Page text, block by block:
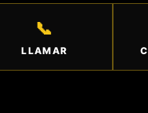
📞
LLAMAR